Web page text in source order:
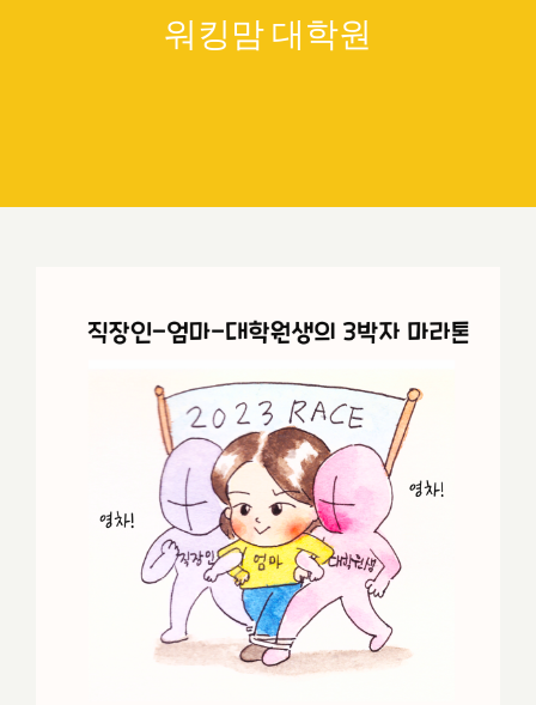
워킹맘 대학원
갈까 말까 직장인 대학원(MBA) 시리즈 (1
부. 나는 왜 직장인 대학원에 도전하게 되
었는가?)